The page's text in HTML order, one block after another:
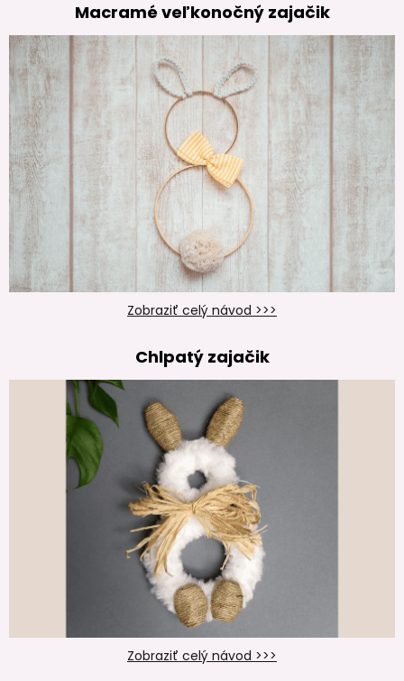
Macramé veľkonočný zajačik
Zobraziť celý návod >>>
Chlpatý zajačik
Zobraziť celý návod >>>